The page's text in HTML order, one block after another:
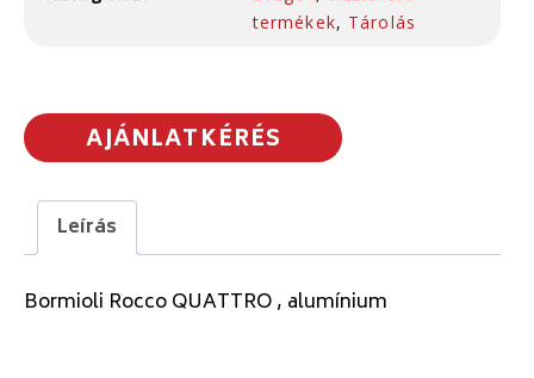
termékek, Tárolás
AJÁNLATKÉRÉS
Leírás
Bormioli Rocco QUATTRO , alumínium